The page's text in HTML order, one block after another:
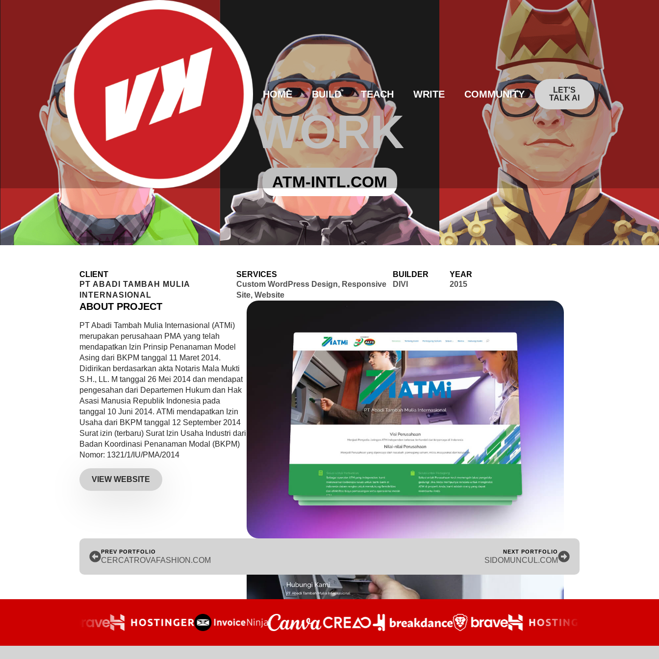
HOME BUILD TEACH WRITE COMMUNITY
LET'S
TALK AI
WORK
ATM-INTL.COM
CLIENT
PT ABADI TAMBAH MULIA
INTERNASIONAL
SERVICES
Custom WordPress Design, Responsive
Site, Website
BUILDER
DIVI
YEAR
2015
ABOUT PROJECT
PT Abadi Tambah Mulia Internasional (ATMi)
merupakan perusahaan PMA yang telah
mendapatkan Izin Prinsip Penanaman Model
Asing dari BKPM tanggal 11 Maret 2014.
Didirikan berdasarkan akta Notaris Mala Mukti
S.H., LL. M tanggal 26 Mei 2014 dan mendapat
pengesahan dari Departemen Hukum dan Hak
Asasi Manusia Republik Indonesia pada
tanggal 10 Juni 2014. ATMi mendapatkan Izin
Usaha dari BKPM tanggal 12 September 2014
Surat izin (terbaru) Surat Izin Usaha Industri dari
Badan Koordinasi Penanaman Modal (BKPM)
Nomor: 1321/1/IU/PMA/2014
VIEW WEBSITE
PREV PORTFOLIO
CERCATROVAFASHION.COM
NEXT PORTFOLIO
SIDOMUNCUL.COM